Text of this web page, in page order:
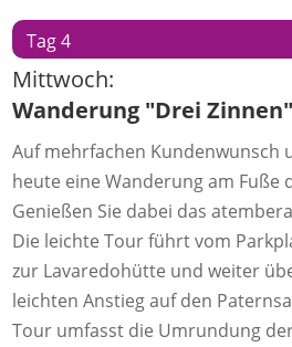
Tag 4
Mittwoch:
Wanderung "Drei Zinnen"
Auf mehrfachen Kundenwunsch
heute eine Wanderung am Fuße
Genießen Sie dabei das
Die leichte Tour führt vom
zur Lavaredohütte und weiter
leichten Anstieg auf den
Tour umfasst die Umrundung